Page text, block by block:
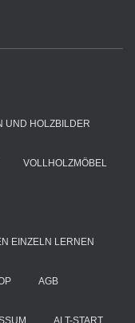
UND HOLZBILDER
VOLLHOLZMÖBEL
EINZELN LERNEN
AGB
ALT-START